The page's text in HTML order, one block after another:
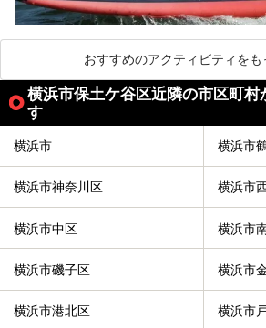
おすすめのアクティビティをも
横浜市保土ケ谷区近隣の市区町村
す
横浜市 横浜市
横浜市神奈川区 横浜市
横浜市中区 横浜市
横浜市磯子区 横浜市
横浜市港北区 横浜市